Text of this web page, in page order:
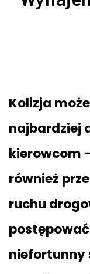
Kolizja
najbardziej
kierowcom
również
ruchu
niefortunny